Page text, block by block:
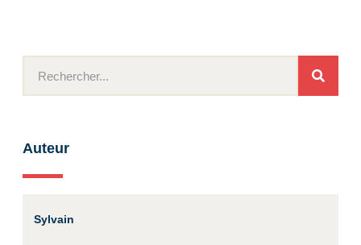
Auteur
Sylvain